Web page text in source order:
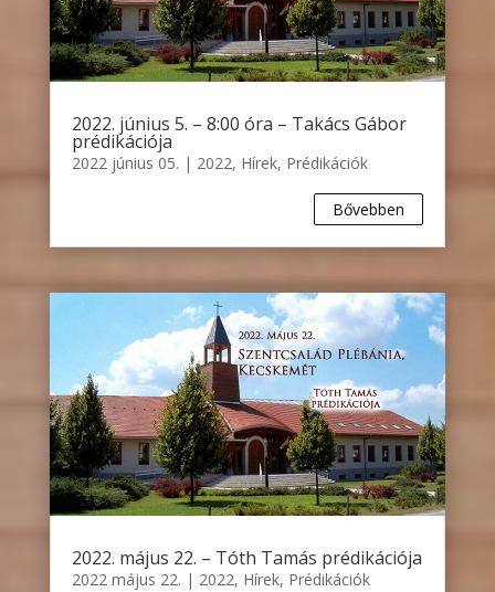
2022. június 5. – 8:00 óra – Takács Gábor
prédikációja
2022 június 05. | 2022, Hírek, Prédikációk
Bővebben
2022. május 22. – Tóth Tamás prédikációja
2022 május 22. | 2022, Hírek, Prédikációk